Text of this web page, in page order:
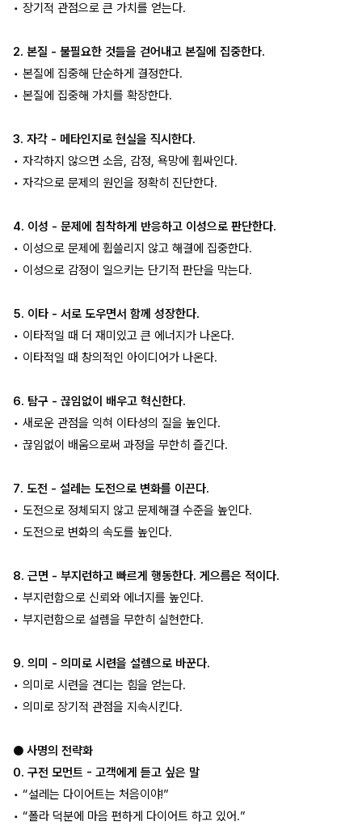
• 장기적 관점으로 큰 가치를 얻는다.
2. 본질 - 불필요한 것들을 걷어내고 본질에 집중한다.
• 본질에 집중해 단순하게 결정한다.
• 본질에 집중해 가치를 확장한다.
3. 자각 - 메타인지로 현실을 직시한다.
• 자각하지 않으면 소음, 감정, 욕망에 휩싸인다.
• 자각으로 문제의 원인을 정확히 진단한다.
4. 이성 - 문제에 침착하게 반응하고 이성으로 판단한다.
• 이성으로 문제에 휩쓸리지 않고 해결에 집중한다.
• 이성으로 감정이 일으키는 단기적 판단을 막는다.
5. 이타 - 서로 도우면서 함께 성장한다.
• 이타적일 때 더 재미있고 큰 에너지가 나온다.
• 이타적일 때 창의적인 아이디어가 나온다.
6. 탐구 - 끊임없이 배우고 혁신한다.
• 새로운 관점을 익혀 이타성의 질을 높인다.
• 끊임없이 배움으로써 과정을 무한히 즐긴다.
7. 도전 - 설레는 도전으로 변화를 이끈다.
• 도전으로 정체되지 않고 문제해결 수준을 높인다.
• 도전으로 변화의 속도를 높인다.
8. 근면 - 부지런하고 빠르게 행동한다. 게으름은 적이다.
• 부지런함으로 신뢰와 에너지를 높인다.
• 부지런함으로 설렘을 무한히 실현한다.
9. 의미 - 의미로 시련을 설렘으로 바꾼다.
• 의미로 시련을 견디는 힘을 얻는다.
• 의미로 장기적 관점을 지속시킨다.
● 사명의 전략화
0. 구전 모먼트 - 고객에게 듣고 싶은 말
• “설레는 다이어트는 처음이야!”
• “폴라 덕분에 마음 편하게 다이어트 하고 있어.”